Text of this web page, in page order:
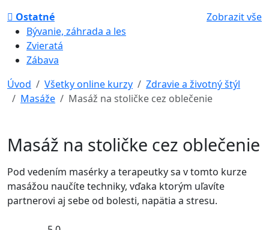
Ostatné
Zobrazit vše
Bývanie, záhrada a les
Zvieratá
Zábava
Úvod
Všetky online kurzy
Zdravie a životný štýl
Masáže
Masáž na stoličke cez oblečenie
Masáž na stoličke cez oblečenie
Pod vedením masérky a terapeutky sa v tomto kurze
masážou naučíte techniky, vďaka ktorým uľavíte
partnerovi aj sebe od bolesti, napätia a stresu.